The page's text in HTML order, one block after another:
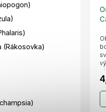
(Rákosovka)